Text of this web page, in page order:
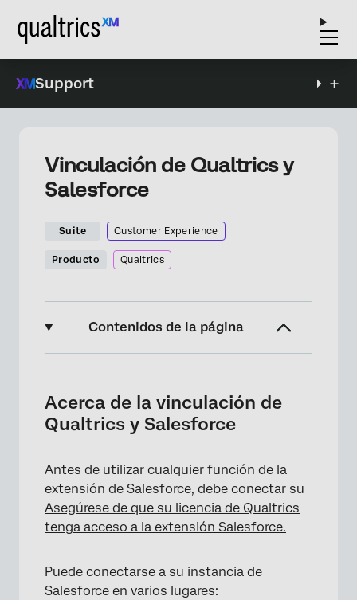
Support
Vinculación de Qualtrics y
Salesforce
Suite Customer Experience
Producto Qualtrics
Contenidos de la página
Configuración de un enlace a través de la
pestaña Flujos de trabajo
Configurar un enlace a través de la página de
extensiones
Conexiones de servidor a servidor
Titularidad del proyecto
Acerca de la vinculación de
Qualtrics y Salesforce
Antes de utilizar cualquier función de la
extensión de Salesforce, debe conectar su
Asegúrese de que su licencia de Qualtrics
tenga acceso a la extensión Salesforce.
Puede conectarse a su instancia de
Salesforce en varios lugares: